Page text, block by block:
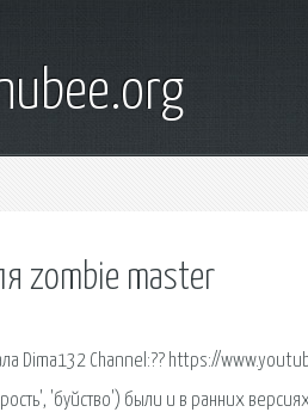
zombie master
Dima132 Channel:?? https://
'буйство') были и в ранних